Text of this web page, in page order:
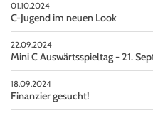
01.10.2024
C-Jugend im neuen Look
22.09.2024
Mini C Auswärtsspieltag - 21.
18.09.2024
Finanzier gesucht!